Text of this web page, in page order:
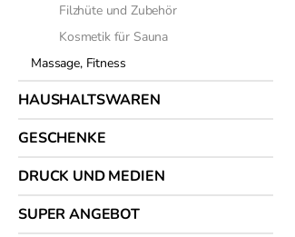
Filzhüte und Zubehör
Kosmetik für Sauna
Massage, Fitness
HAUSHALTSWAREN
GESCHENKE
DRUCK UND MEDIEN
SUPER ANGEBOT